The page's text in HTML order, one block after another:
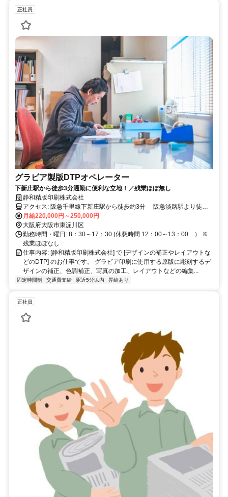
正社員
グラビア製版DTPオペレーター
下新庄駅から徒歩3分通勤に便利な立地！／残業ほぼ無し
静和精版印刷株式会社
アクセス: 阪急千里線下新庄駅から徒歩約3分 阪急淡路駅より徒歩
15分 JR淡路駅から徒歩10分
月給220,000円～250,000円
大阪府大阪市東淀川区
勤務時間・曜日: 8：30～17：30 (休憩時間 12：00～13：00 ） ※
残業ほぼなし
仕事内容: [静和精版印刷株式会社] で [デザインの補正やレイアウトな
どのDTP] のお仕事です。 グラビア印刷に使用する原版に彫刻するデ
ザインの補正、色調補正、写真の加工、レイアウトなどの編集...
固定時間制 交通費支給 駅近5分以内 昇給あり
正社員